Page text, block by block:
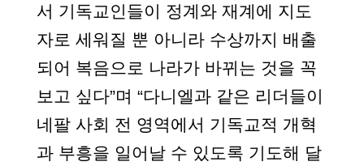
서 기독교인들이 정계와 재계에 지도
자로 세워질 뿐 아니라 수상까지 배출
되어 복음으로 나라가 바뀌는 것을 꼭
보고 싶다”며 “다니엘과 같은 리더들이
네팔 사회 전 영역에서 기독교적 개혁
과 부흥을 일어날 수 있도록 기도해 달